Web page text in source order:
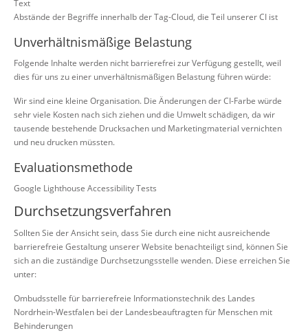
Text
Abstände der Begriffe innerhalb der Tag-Cloud, die Teil unserer CI ist
Unverhältnismäßige Belastung
Folgende Inhalte werden nicht barrierefrei zur Verfügung gestellt, weil
dies für uns zu einer unverhältnismäßigen Belastung führen würde:
Wir sind eine kleine Organisation. Die Änderungen der CI-Farbe würde
sehr viele Kosten nach sich ziehen und die Umwelt schädigen, da wir
tausende bestehende Drucksachen und Marketingmaterial vernichten
und neu drucken müssten.
Evaluationsmethode
Google Lighthouse Accessibility Tests
Durchsetzungsverfahren
Sollten Sie der Ansicht sein, dass Sie durch eine nicht ausreichende
barrierefreie Gestaltung unserer Website benachteiligt sind, können Sie
sich an die zuständige Durchsetzungsstelle wenden. Diese erreichen Sie
unter:
Ombudsstelle für barrierefreie Informationstechnik des Landes
Nordrhein-Westfalen bei der Landesbeauftragten für Menschen mit
Behinderungen